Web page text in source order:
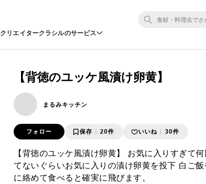
クリエイタークラシルのサービス
【背徳のユッケ風漬け卵黄】
まるみキッチン
フォロー 保存 20件 いいね 30件
【背徳のユッケ風漬け卵黄】 お気に入りすぎて
てないぐらいお気に入りの漬け卵黄を投下 白ご
に絡めて食べると確実に飛びます。